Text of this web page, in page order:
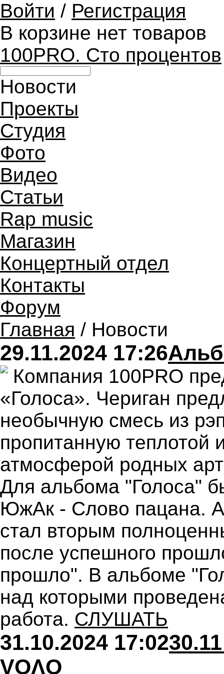
Войти / Регистрация
В корзине нет товаров
100PRO. Сто процентов
Новости
Проекты
Студия
Фото
Видео
Статьи
Rap music
Магазин
Концертный отдел
Контакты
Форум
Главная / Новости
29.11.2024 17:26
Компания 100PRO
«Голоса». Чериган
необычную смесь из
пропитанную теплотой
атмосферой родных
Для альбома "Голоса"
ЮжАк - Слово пацана.
стал вторым
после успешного
прошло". В альбоме
над которыми
работа. СЛУШАТЬ
31.10.2024 17:02
VOΛO